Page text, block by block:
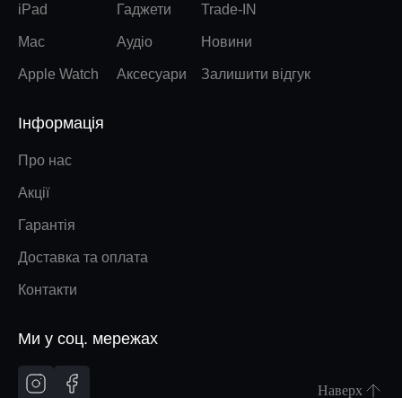
iPad
Mac
Apple Watch
Гаджети
Аудіо
Аксесуари
Trade-IN
Новини
Залишити відгук
Інформація
Про нас
Акції
Гарантія
Доставка та оплата
Контакти
Ми у соц. мережах
Наверх